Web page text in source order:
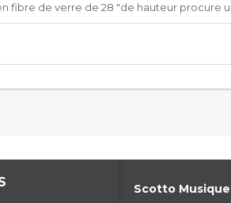
fibre de verre de 28 "de hauteur procure
Scotto